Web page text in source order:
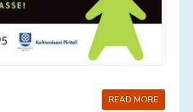
READ MORE